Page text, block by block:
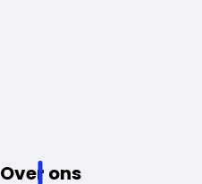
Over ons